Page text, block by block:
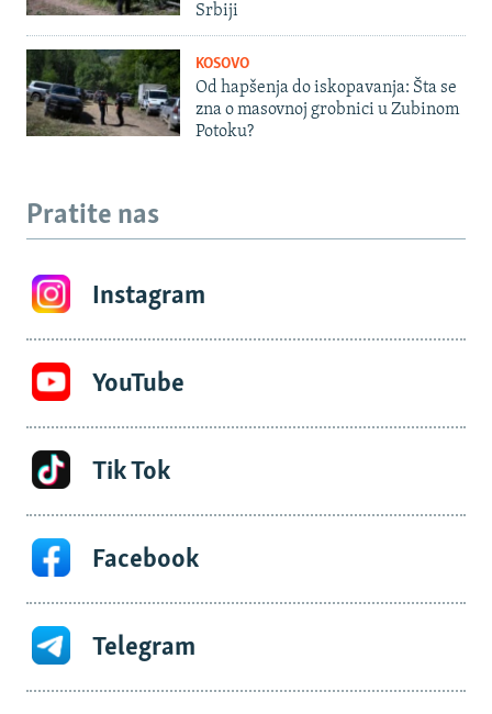
Srbiji
KOSOVO
Od hapšenja do iskopavanja: Šta se
zna o masovnoj grobnici u Zubinom
Potoku?
Pratite nas
Instagram
YouTube
Tik Tok
Facebook
Telegram